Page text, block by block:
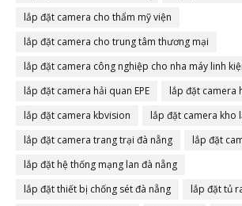
lắp đặt camera cho thẩm mỹ viện
lắp đặt camera cho trung tâm thương mại
lắp đặt camera công nghiệp cho nha máy linh
lắp đặt camera hải quan EPE
lắp đặt camera
lắp đặt camera kbvision
lắp đặt camera kho
lắp đặt camera trang trại đà nẵng
lắp đặt
lắp đặt hệ thống mạng lan đà nẵng
lắp đặt thiết bị chống sét đà nẵng
lắp đặt tủ